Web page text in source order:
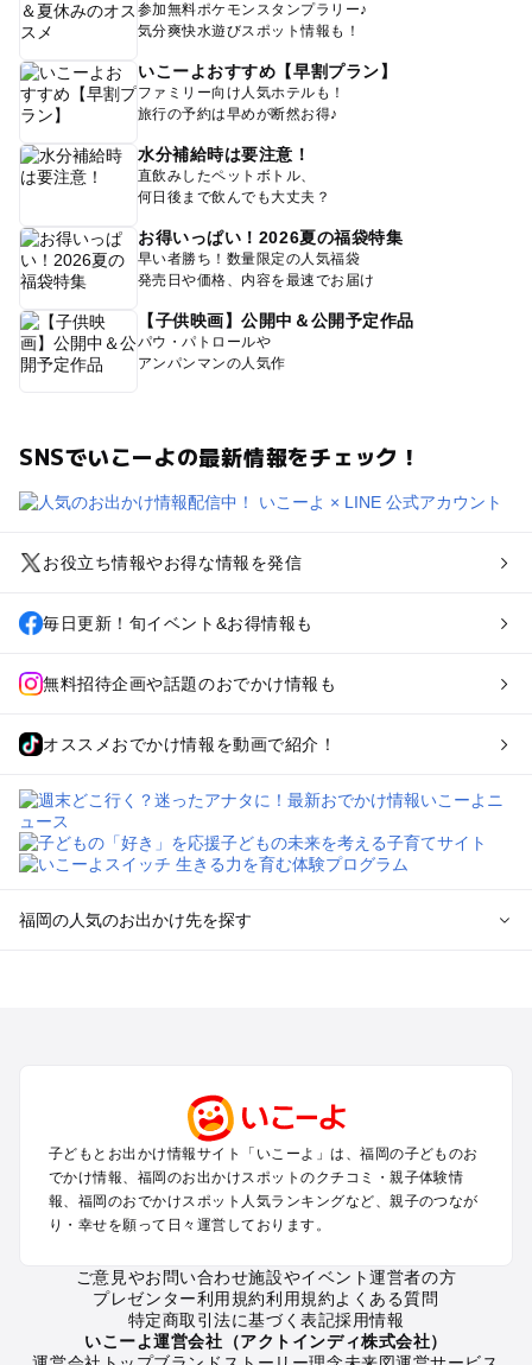
参加無料ポケモンスタンプラリー♪
気分爽快水遊びスポット情報も！
いこーよおすすめ【早割プラン】
ファミリー向け人気ホテルも！
旅行の予約は早めが断然お得♪
水分補給時は要注意！
直飲みしたペットボトル、
何日後まで飲んでも大丈夫？
お得いっぱい！2026夏の福袋特集
早い者勝ち！数量限定の人気福袋
発売日や価格、内容を最速でお届け
【子供映画】公開中＆公開予定作品
パウ・パトロールや
アンパンマンの人気作
SNSでいこーよの最新情報をチェック！
お役立ち情報やお得な情報を発信
毎日更新！旬イベント&お得情報も
無料招待企画や話題のおでかけ情報も
オススメおでかけ情報を動画で紹介！
福岡の人気のお出かけ先を探す
柳川・八女・筑後のプールお出かけ
糸島・前原のプールお出かけ
太宰府・宗像のプールお出かけ
福岡の定番お出かけスポット
福岡の動物園
福岡のバーベキュー
福岡の釣り
子どもとお出かけ情報サイト「いこーよ」は、福岡の子どものお
でかけ情報、福岡のお出かけスポットのクチコミ・親子体験情
報、福岡のおでかけスポット人気ランキングなど、親子のつなが
り・幸せを願って日々運営しております。
ご意見やお問い合わせ施設やイベント運営者の方
プレゼンター利用規約利用規約よくある質問
特定商取引法に基づく表記採用情報
いこーよ運営会社（アクトインディ株式会社）